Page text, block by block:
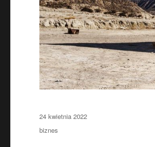
Data
publikacji
24 kwietnia 2022
Kategorie
biznes